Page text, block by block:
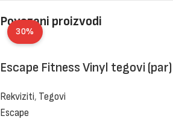
Povezani proizvodi
30%
Escape Fitness Vinyl tegovi (par)
Rekviziti, Tegovi
Escape